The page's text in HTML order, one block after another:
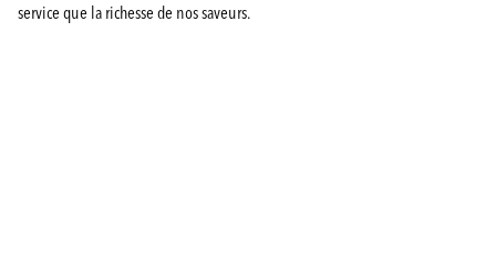
service que la richesse de nos saveurs.